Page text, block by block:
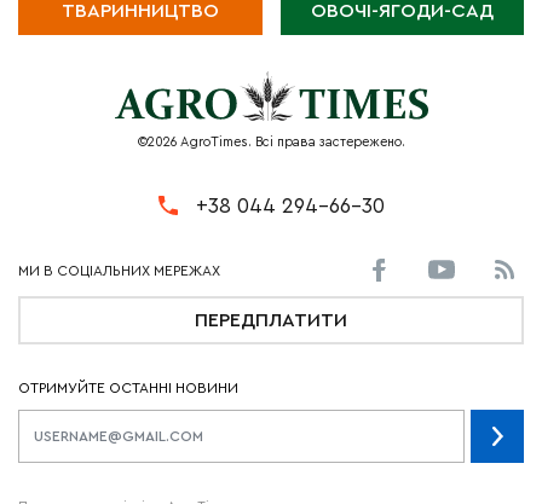
ТВАРИННИЦТВО ОВОЧІ-ЯГОДИ-САД
©2026 AgroTimes. Всі права застережено.
+38 044 294-66-30
ПЕРЕДПЛАТИТИ
ОТРИМУЙТЕ ОСТАННІ НОВИНИ